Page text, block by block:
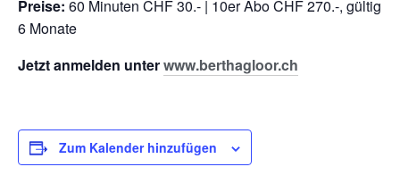
Preise: 60 Minuten CHF 30.- | 10er Abo CHF 270.-, gültig
6 Monate
Jetzt anmelden unterwww.berthagloor.ch
Zum Kalender hinzufügen